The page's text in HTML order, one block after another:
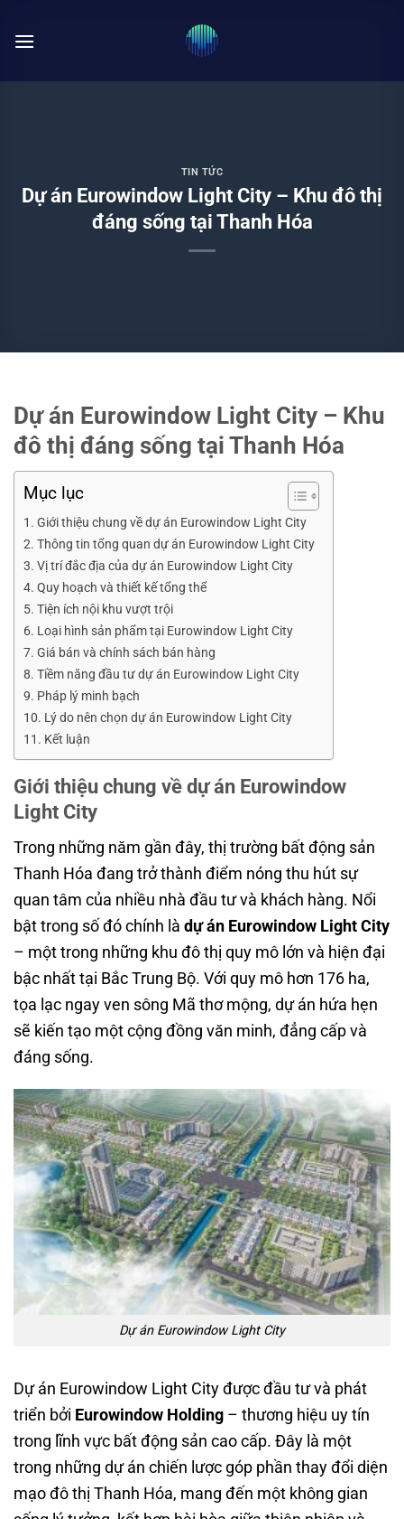
qua
dung
TIN TỨC
Dự án Eurowindow Light City – Khu đô thị
đáng sống tại Thanh Hóa
Dự án Eurowindow Light City – Khu
đô thị đáng sống tại Thanh Hóa
Mục lục
Giới thiệu chung về dự án Eurowindow Light City
Thông tin tổng quan dự án Eurowindow Light City
Vị trí đắc địa của dự án Eurowindow Light City
Quy hoạch và thiết kế tổng thể
Tiện ích nội khu vượt trội
Loại hình sản phẩm tại Eurowindow Light City
Giá bán và chính sách bán hàng
Tiềm năng đầu tư dự án Eurowindow Light City
Pháp lý minh bạch
Lý do nên chọn dự án Eurowindow Light City
Kết luận
Giới thiệu chung về dự án Eurowindow
Light City
Trong những năm gần đây, thị trường bất động sản
Thanh Hóa đang trở thành điểm nóng thu hút sự
quan tâm của nhiều nhà đầu tư và khách hàng. Nổi
bật trong số đó chính là dự án Eurowindow Light City
– một trong những khu đô thị quy mô lớn và hiện đại
bậc nhất tại Bắc Trung Bộ. Với quy mô hơn 176 ha,
tọa lạc ngay ven sông Mã thơ mộng, dự án hứa hẹn
sẽ kiến tạo một cộng đồng văn minh, đẳng cấp và
đáng sống.
Dự án Eurowindow Light City
Dự án Eurowindow Light City được đầu tư và phát
triển bởi Eurowindow Holding – thương hiệu uy tín
trong lĩnh vực bất động sản cao cấp. Đây là một
trong những dự án chiến lược góp phần thay đổi diện
mạo đô thị Thanh Hóa, mang đến một không gian